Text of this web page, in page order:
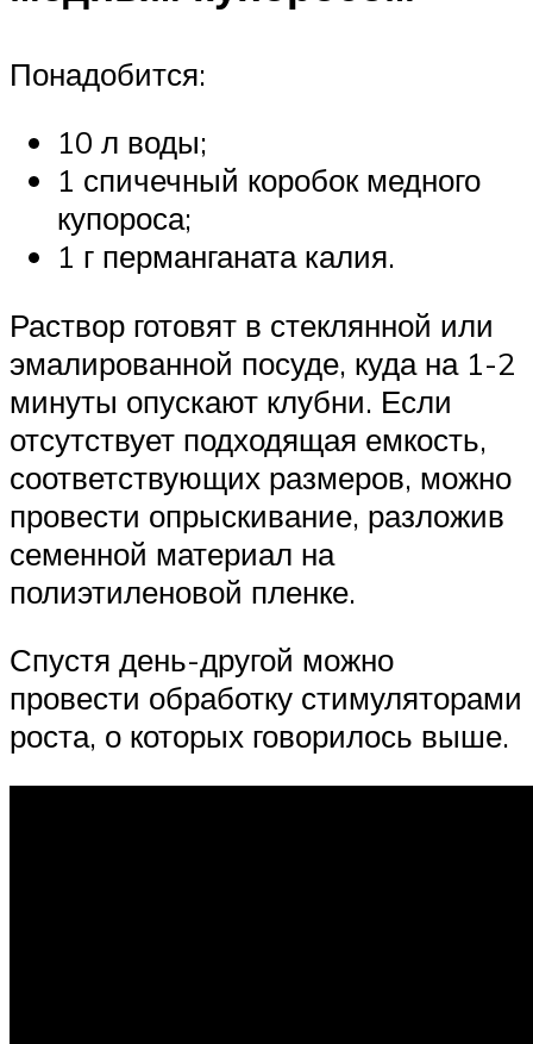
Понадобится:
10 л воды;
1 спичечный коробок медного
купороса;
1 г перманганата калия.
Раствор готовят в стеклянной или
эмалированной посуде, куда на 1-2
минуты опускают клубни. Если
отсутствует подходящая емкость,
соответствующих размеров, можно
провести опрыскивание, разложив
семенной материал на
полиэтиленовой пленке.
Спустя день-другой можно
провести обработку стимуляторами
роста, о которых говорилось выше.